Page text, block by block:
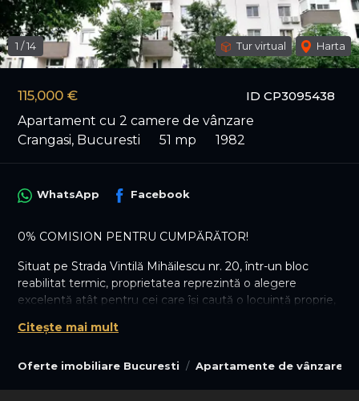
ID CP3095438
115,000 €
Apartament cu 2 camere de vânzare
Crangasi, Bucuresti
51 mp 1982
1 /14 Tur virtual Harta
Oferte imobiliare Bucuresti Apartamente de vânzare
WhatsApp Facebook
0% COMISION PENTRU CUMPĂRĂTOR!
Situat pe Strada Vintilă Mihăilescu nr. 20, într-un bloc
reabilitat termic, proprietatea reprezintă o alegere
excelentă atât pentru cei care își caută o locuință proprie,
cerere constantă.
Apartamentul este amplasat la etajul 2 din 8 al unui bloc
Citește mai mult